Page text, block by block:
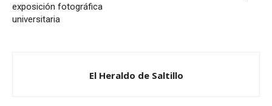
exposición fotográfica
universitaria
El Heraldo de Saltillo